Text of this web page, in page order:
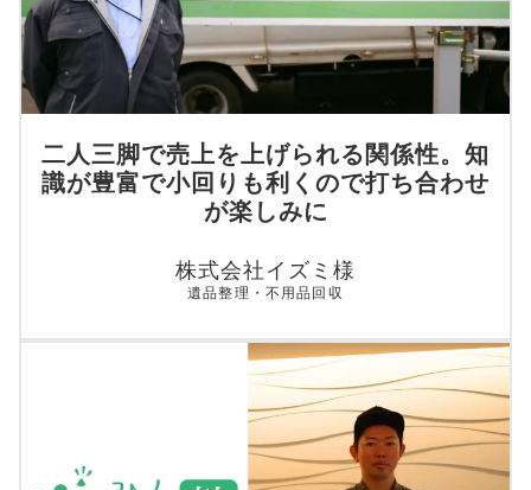
二人三脚で売上を上げられる関係性。知
識が豊富で小回りも利くので打ち合わせ
が楽しみに
株式会社イズミ様
遺品整理・不用品回収